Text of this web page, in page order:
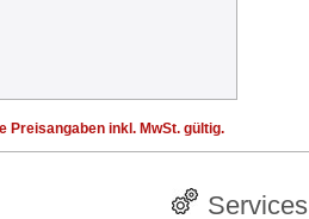
inkl. MwSt. gültig.
Services